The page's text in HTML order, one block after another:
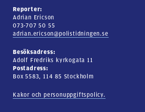
Reporter:
Adrian Ericson
073-707 50 55
adrian.ericson@polistidningen.se
Besöksadress:
Adolf Fredriks kyrkogata 11
Postadress:
Box 5583, 114 85 Stockholm
Kakor och personuppgiftspolicy.